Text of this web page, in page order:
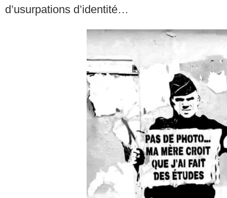
d’usurpations d’identité…